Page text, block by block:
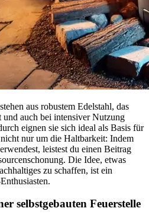
aus robustem Edelstahl, das
und auch bei intensiver Nutzung
eignen sie sich ideal als Basis für
nur um die Haltbarkeit: Indem
leistest du einen Beitrag
Die Idee, etwas
zu schaffen, ist ein
selbstgebauten Feuerstelle